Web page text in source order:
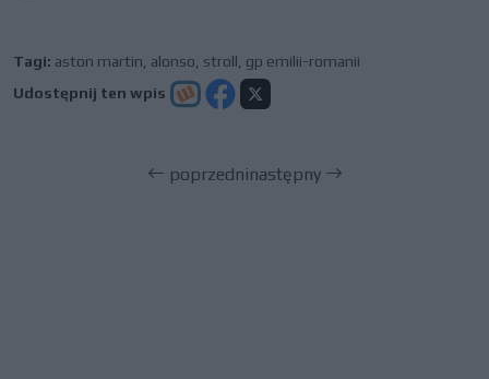
Tagi: aston martin alonso stroll gp emilii-romanii
Udostępnij ten wpis
poprzedninastępny